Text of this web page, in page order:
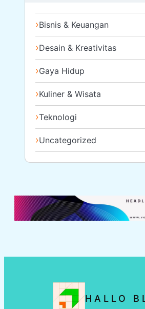
Bisnis & Keuangan
Desain & Kreativitas
Gaya Hidup
Kuliner & Wisata
Teknologi
Uncategorized
HALLO